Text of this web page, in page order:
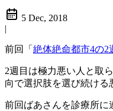
5 Dec, 2018
|
前回「 絶体絶命都市4の2
2週目は極力悪い人と取
向で選択肢を選び続ける
前回ばあさんを診療所に